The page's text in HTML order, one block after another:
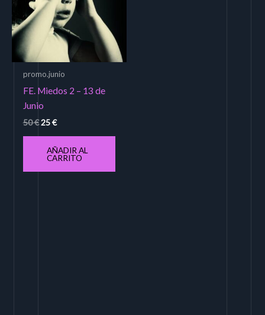
promo.junio
FE. Miedos 2 – 13 de
Junio
50€ 25€
AÑADIR AL
CARRITO